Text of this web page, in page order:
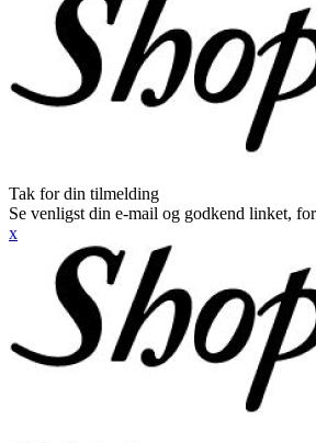
Tak for din tilmelding
Se venligst din e-mail og godkend linket,
x